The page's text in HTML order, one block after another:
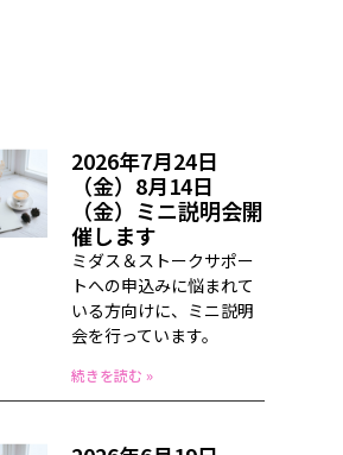
2026年7月24日
（金）8月14日
（金）ミニ説明会開
催します
ミダス＆ストークサポー
トへの申込みに悩まれて
いる方向けに、ミニ説明
会を行っています。
続きを読む »